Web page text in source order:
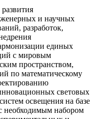
и научных
разработок,
единых
с мировым
пространством,
по математическому
световых
освещения на базе
необходимым набором